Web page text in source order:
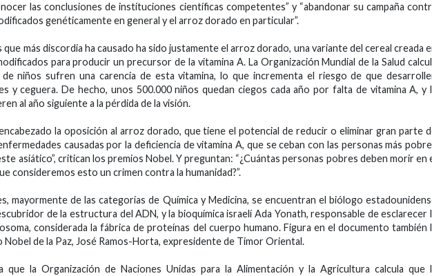
las conclusiones de instituciones científicas competentes” y “abandonar su campaña
genéticamente en general y el arroz dorado en particular”.
más discordia ha causado ha sido justamente el arroz dorado, una variante del cereal creada
para producir un precursor de la vitamina A. La Organización Mundial de la Salud
niños sufren una carencia de esta vitamina, lo que incrementa el riesgo de que
y ceguera. De hecho, unos 500.000 niños quedan ciegos cada año por falta de vitamina A, y
al año siguiente a la pérdida de la visión.
la oposición al arroz dorado, que tiene el potencial de reducir o eliminar gran parte
causadas por la deficiencia de vitamina A, que se ceban con las personas más
asiático”, critican los premios Nobel. Y preguntan: “¿Cuántas personas pobres deben morir en
consideremos esto un crimen contra la humanidad?”.
mayormente de las categorías de Química y Medicina, se encuentran el biólogo
de la estructura del ADN, y la bioquímica israelí Ada Yonath, responsable de esclarecer
considerada la fábrica de proteínas del cuerpo humano. Figura en el documento también
Nobel de la Paz, José Ramos-Horta, expresidente de Timor Oriental.
que la Organización de Naciones Unidas para la Alimentación y la Agricultura calcula que